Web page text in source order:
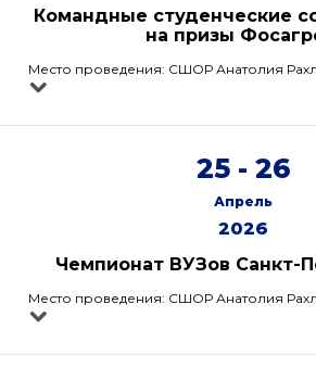
Командные студенческие
на призы
Место проведения: СШОР Анатолия
25 - 26
Апрель
2026
Чемпионат ВУЗов Санкт-
Место проведения: СШОР Анатолия